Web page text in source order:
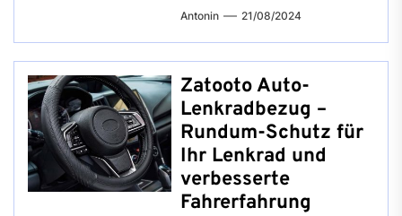
Antonin 21/08/2024
Zatooto Auto-
Lenkradbezug –
Rundum-Schutz für
Ihr Lenkrad und
verbesserte
Fahrerfahrung